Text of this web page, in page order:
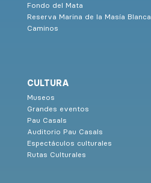
Fondo del Mata
Reserva Marina de la Masía Blanca
Caminos
CULTURA
Museos
Grandes eventos
Pau Casals
Auditorio Pau Casals
Espectáculos culturales
Rutas Culturales